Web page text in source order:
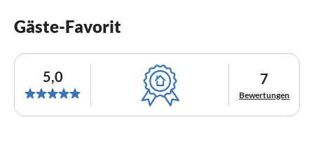
Gäste-Favorit
5,0 7
Bewertungen